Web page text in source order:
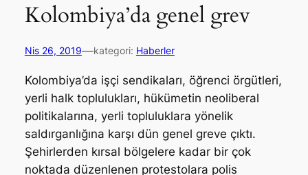
Kolombiya’da genel grev
Nis 26, 2019—kategori: Haberler
Kolombiya’da işçi sendikaları, öğrenci örgütleri,
yerli halk toplulukları, hükümetin neoliberal
politikalarına, yerli topluluklara yönelik
saldırganlığına karşı dün genel greve çıktı.
Şehirlerden kırsal bölgelere kadar bir çok
noktada düzenlenen protestolara polis